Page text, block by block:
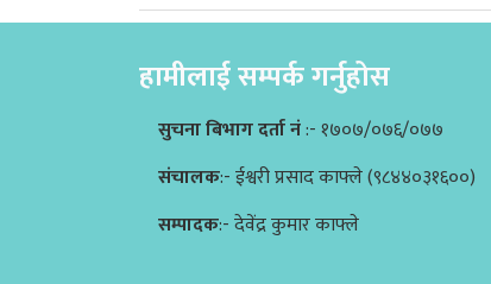
हामीलाई सम्पर्क गर्नुहोस
सुचना बिभाग दर्ता नं:- १७०७/०७६/०७७
संचालक:- ईश्वरी प्रसाद काफ्ले (९८४४०३१६००)
सम्पादक:- देवेंद्र कुमार काफ्ले